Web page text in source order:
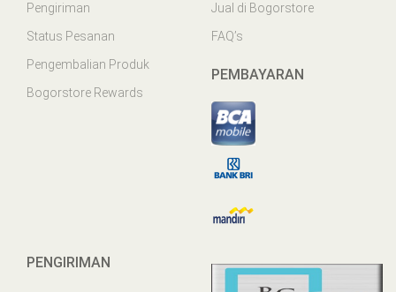
Pengiriman
Status Pesanan
Pengembalian Produk
Bogorstore Rewards
Jual di Bogorstore
FAQ’s
PEMBAYARAN
PENGIRIMAN